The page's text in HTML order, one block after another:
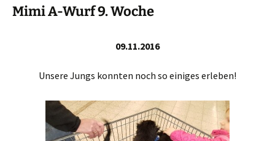
Mimi A-Wurf 9. Woche
09.11.2016
Unsere Jungs konnten noch so einiges erleben!